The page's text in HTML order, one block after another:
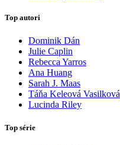
Top autori
Dominik Dán
Julie Caplin
Rebecca Yarros
Ana Huang
Sarah J. Maas
Táňa Keleová Vasilková
Lucinda Riley
Top série